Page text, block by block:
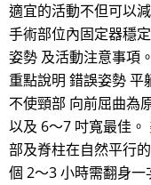
適宜的活動不但可以
手術部位內固定器穩
姿勢 及活動注意事項
重點說明 錯誤姿勢
不使頸部 向前屈曲為
以及 6～7 吋寬最佳。
部及脊柱在自然平行
個 2～3 小時需翻身